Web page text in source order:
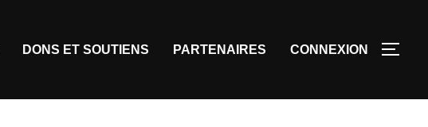
DONS ET SOUTIENS PARTENAIRES CONNEXION